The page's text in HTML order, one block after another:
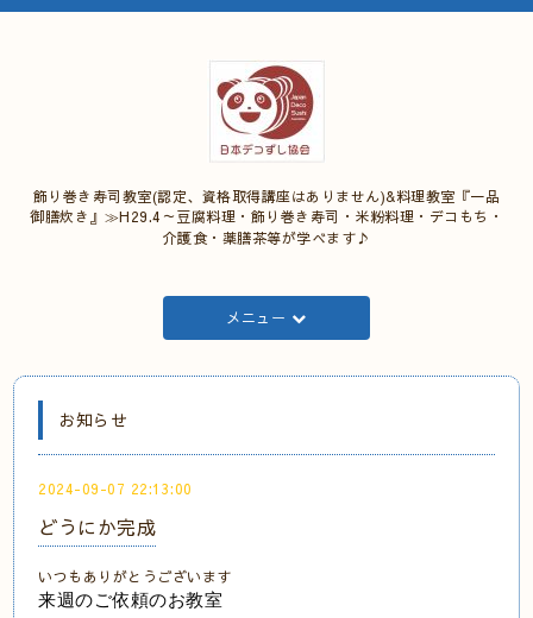
飾り巻き寿司教室(認定、資格取得講座はありません)&料理教室『一品
御膳炊き』≫H29.4～豆腐料理・飾り巻き寿司・米粉料理・デコもち・
介護食・薬膳茶等が学べます♪
メニュー
お知らせ
2024-09-07 22:13:00
どうにか完成
いつもありがとうございます
来週のご依頼のお教室